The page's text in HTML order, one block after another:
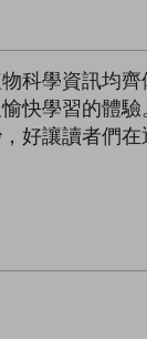
科學資訊均
快學習的體
好讓讀者們在